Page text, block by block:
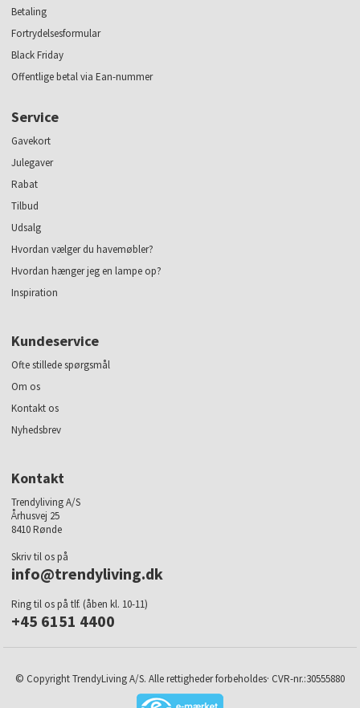
Betaling
Fortrydelsesformular
Black Friday
Offentlige betal via Ean-nummer
Service
Gavekort
Julegaver
Rabat
Tilbud
Udsalg
Hvordan vælger du havemøbler?
Hvordan hænger jeg en lampe op?
Inspiration
Kundeservice
Ofte stillede spørgsmål
Om os
Kontakt os
Nyhedsbrev
Kontakt
Trendyliving A/S
Århusvej 25
8410 Rønde
Skriv til os på
info@trendyliving.dk
Ring til os på tlf. (åben kl. 10-11)
+45 6151 4400
© Copyright TrendyLiving A/S. Alle rettigheder forbeholdes· CVR-nr.:30555880